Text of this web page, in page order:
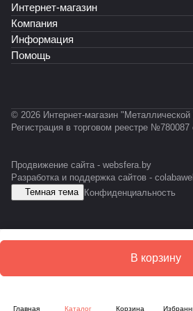
o
c
k
X
L
o
c
k
L
T
-
0
5
1
С
М
A
E
S
D
В корзину
Главная Каталог Корзина
Интернет-магазин
Компания
Информация
Помощь
© 2026 Интернет-магазин
Регистрация в торговом реестре №780087
Продвижение сайта - websfera.by
Разработка и поддержка сайтов -
Темная тема
Конфиденциальность